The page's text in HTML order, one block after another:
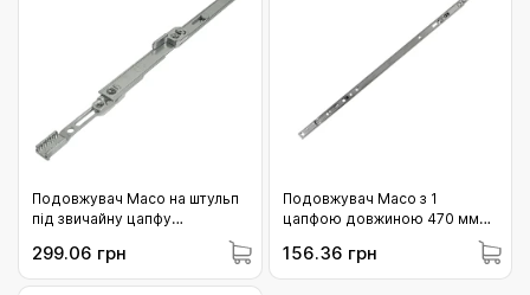
Подовжувач Maco на штульп
під звичайну цапфу
(214712)
299.06 грн
Подовжувач Maco з 1
цапфою довжиною 470 мм
156.36 грн